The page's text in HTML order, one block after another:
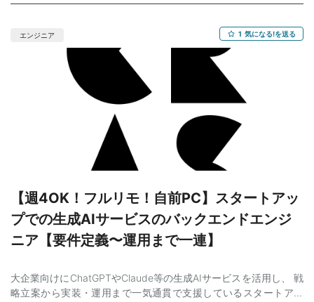
・コンサル会社やSIerでのご経験 【条件】 ・金額：100～140万
円/月（100%時） ・稼働： 80%~100% ※平日夜・土日の稼働も
OK ・精算：100%稼働時は140時間〜180時間。上限を超過するこ
とが見込まれた時点で事前に相談が必須 ・開始：即日（できるだ
け早い参画を希望） ・契約：初回単月契約となります。2024年末
までの想定 です。 ・PC貸与：なし 【技術スタック】 フロントエ
ンド：React、Apollo（GraphQL）、TypeScript バックエンド：
Python、FastAPI、Strawberry（GraphQL）、SQLAlchemy イン
フラ：AWS（ECS、RDS、SES、SNS、SQS、Lambda、Cognito
エンジニア 1 気になる!を送る
【週4OK！フルリモ！自前PC】スタートアッ
プでの生成AIサービスのバックエンドエンジ
ニア【要件定義〜運用まで一連】
大企業向けにChatGPTやClaude等の生成AIサービスを活用し、 戦
略立案から実装・運用まで一気通貫で支援しているスタートアッ